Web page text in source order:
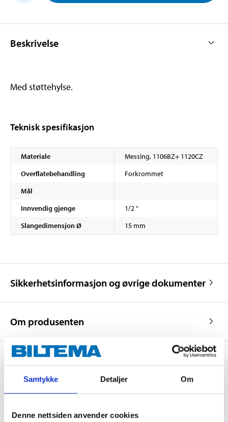
Samtykke Detaljer Om
Denne nettsiden anvender cookies
Beskrivelse
Med støttehylse.
Teknisk spesifikasjon
Materiale
Messing, 1106BZ+ 1120CZ
Overflatebehandling
Forkrommet
Mål
Innvendig gjenge
1/2 "
Slangedimensjon Ø
15 mm
Sikkerhetsinformasjon og øvrige dokumenter
Om produsenten
Kjøp & Hent
Kjøp & Hent i ditt varehus.
LES MER